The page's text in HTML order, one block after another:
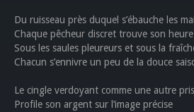
Du ruisseau près duquel s’ébauche les
Chaque pêcheur discret trouve son
Sous les saules pleureurs et sous la
Chacun s’ennivre un peu de la douce
Le cingle verdoyant comme une autre
Profile son argent sur l’image précise